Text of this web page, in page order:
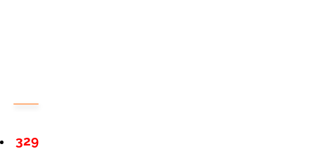
329